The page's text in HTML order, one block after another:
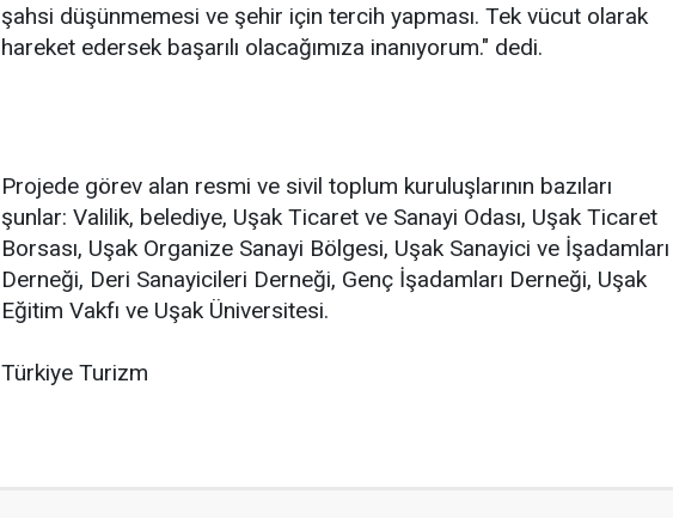
şahsi düşünmemesi ve şehir için tercih yapması. Tek vücut olarak
hareket edersek başarılı olacağımıza inanıyorum." dedi.
Projede görev alan resmi ve sivil toplum kuruluşlarının bazıları
şunlar: Valilik, belediye, Uşak Ticaret ve Sanayi Odası, Uşak Ticaret
Borsası, Uşak Organize Sanayi Bölgesi, Uşak Sanayici ve İşadamları
Derneği, Deri Sanayicileri Derneği, Genç İşadamları Derneği, Uşak
Eğitim Vakfı ve Uşak Üniversitesi.
Türkiye Turizm